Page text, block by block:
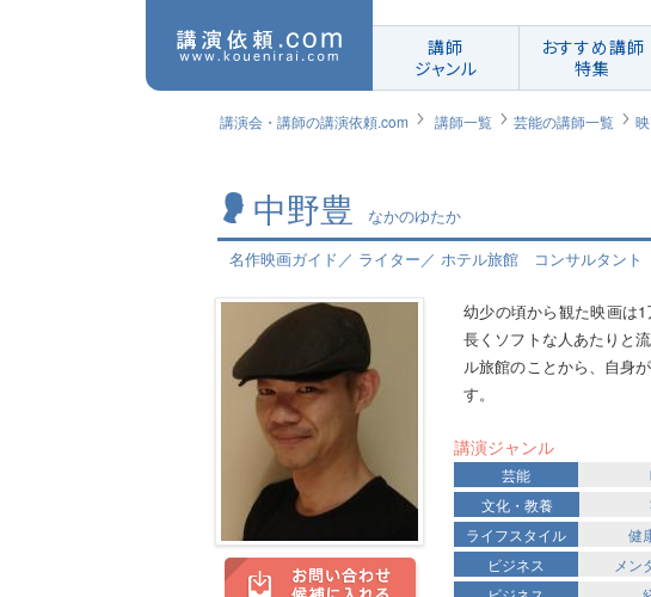
講師
ジャンル
おすすめ講師
特集
講演会・講師の講演依頼.com 講師一覧 芸能の講師一覧
中野豊 なかのゆたか
名作映画ガイド／ ライター／ ホテル旅館 コンサルタント
幼少の頃から観た映画は
長くソフトな人あたりと
ル旅館のことから、自身
す。
講演ジャンル
芸能
文化・教養
ライフスタイル
健
ビジネス
メン